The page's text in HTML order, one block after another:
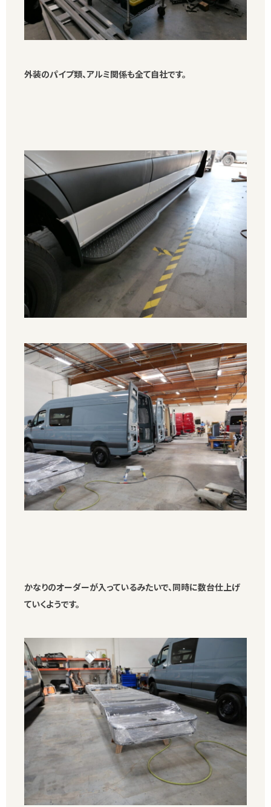
外装のパイプ類、アルミ関係も全て自社です。
かなりのオーダーが入っているみたいで、同時に数台仕上げ
ていくようです。